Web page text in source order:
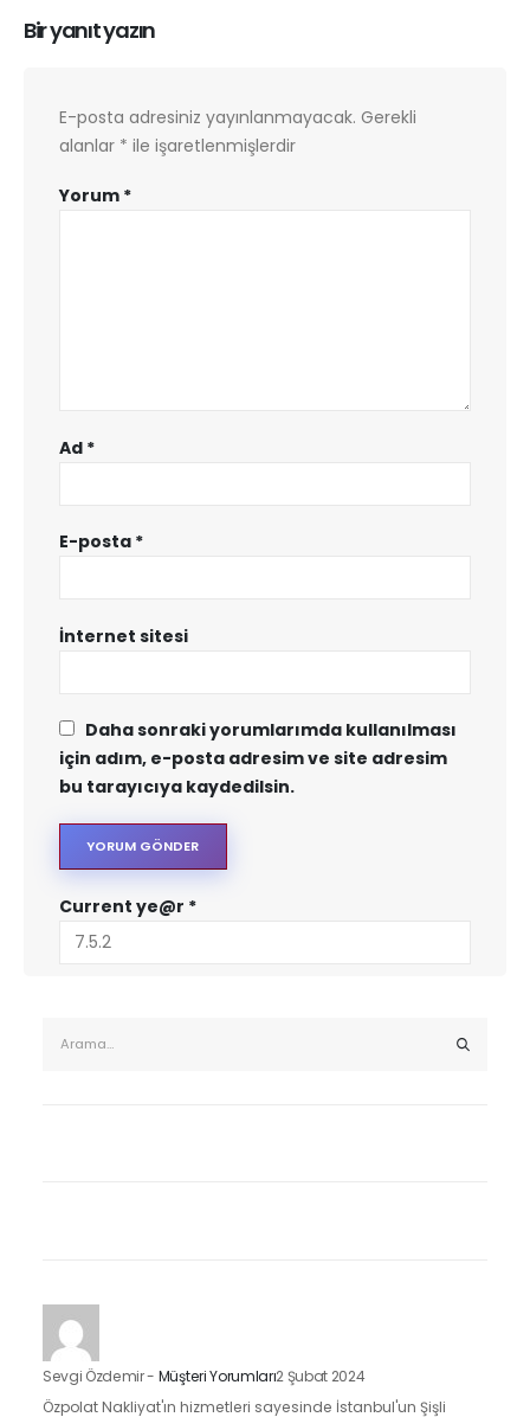
Bir yanıt yazın
E-posta adresiniz yayınlanmayacak. Gerekli
alanlar * ile işaretlenmişlerdir
Yorum *
Ad *
E-posta *
İnternet sitesi
Daha sonraki yorumlarımda kullanılması
için adım, e-posta adresim ve site adresim
bu tarayıcıya kaydedilsin.
Current ye@r *
Sevgi Özdemir- Müşteri Yorumları2 Şubat 2024
Özpolat Nakliyat'ın hizmetleri sayesinde İstanbul'un Şişli